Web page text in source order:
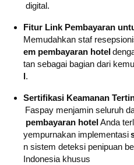
digital.
Fitur Link Pembayaran
Memudahkan staf
em pembayaran hotel
tan sebagai bagian dari
l.
Sertifikasi Keamanan
Faspay menjamin seluruh
pembayaran hotelAnda
yempurnakan implementasi
n sistem deteksi penipuan
Indonesia khusus